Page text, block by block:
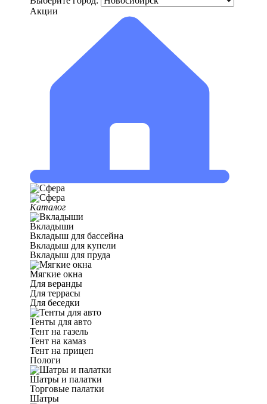
Акции
Каталог
Вкладыши
Вкладыш для бассейна
Вкладыш для купели
Вкладыш для пруда
Мягкие окна
Для веранды
Для террасы
Для беседки
Тенты для авто
Тент на газель
Тент на камаз
Тент на прицеп
Пологи
Шатры и палатки
Торговые палатки
Шатры